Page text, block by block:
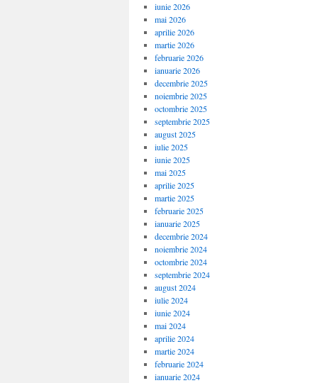
iunie 2026
mai 2026
aprilie 2026
martie 2026
februarie 2026
ianuarie 2026
decembrie 2025
noiembrie 2025
octombrie 2025
septembrie 2025
august 2025
iulie 2025
iunie 2025
mai 2025
aprilie 2025
martie 2025
februarie 2025
ianuarie 2025
decembrie 2024
noiembrie 2024
octombrie 2024
septembrie 2024
august 2024
iulie 2024
iunie 2024
mai 2024
aprilie 2024
martie 2024
februarie 2024
ianuarie 2024